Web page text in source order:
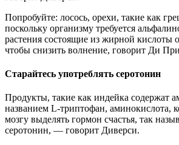
Попробуйте: лосось, орехи, такие как
поскольку организму требуется
растения состоящие из жирной кислоты
чтобы снизить волнение, говорит Ди
Старайтесь употреблять серотонин
Продукты, такие как индейка содержат
названием L-триптофан, аминокислота,
мозгу выделять гормон счастья, так
серотонин, — говорит Диверси.